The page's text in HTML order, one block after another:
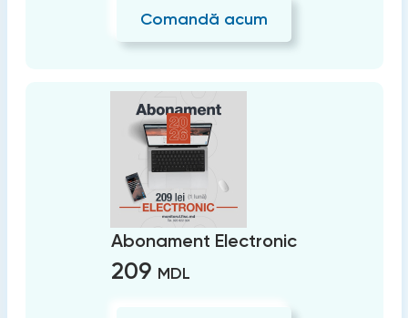
Comandă acum
Abonament Electronic
209 MDL